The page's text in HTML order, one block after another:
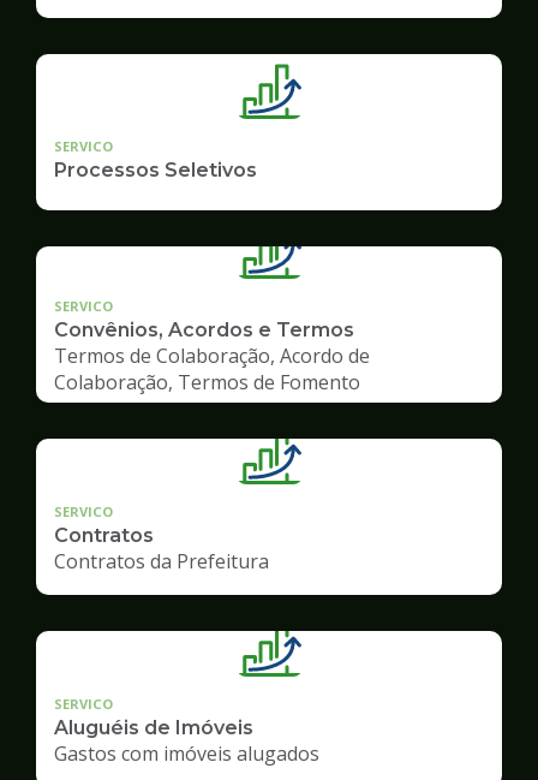
SERVICO
Processos Seletivos
SERVICO
Convênios, Acordos e Termos
Termos de Colaboração, Acordo de
Colaboração, Termos de Fomento
SERVICO
Contratos
Contratos da Prefeitura
SERVICO
Aluguéis de Imóveis
Gastos com imóveis alugados